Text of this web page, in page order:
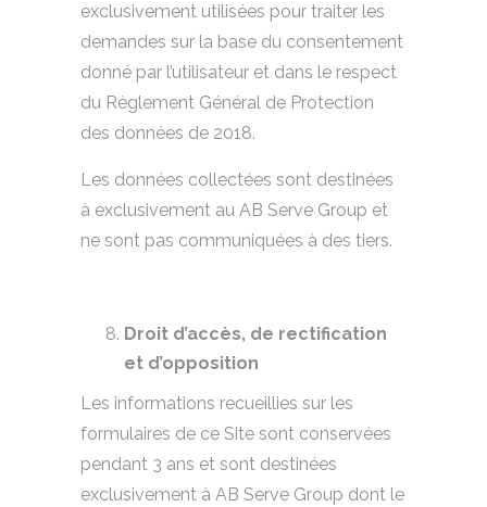
exclusivement utilisées pour traiter les
demandes sur la base du consentement
donné par l’utilisateur et dans le respect
du Règlement Général de Protection
des données de 2018.
Les données collectées sont destinées
à exclusivement au AB Serve Group et
ne sont pas communiquées à des tiers.
Droit d’accès, de rectification
et d’opposition
Les informations recueillies sur les
formulaires de ce Site sont conservées
pendant 3 ans et sont destinées
exclusivement à AB Serve Group dont le